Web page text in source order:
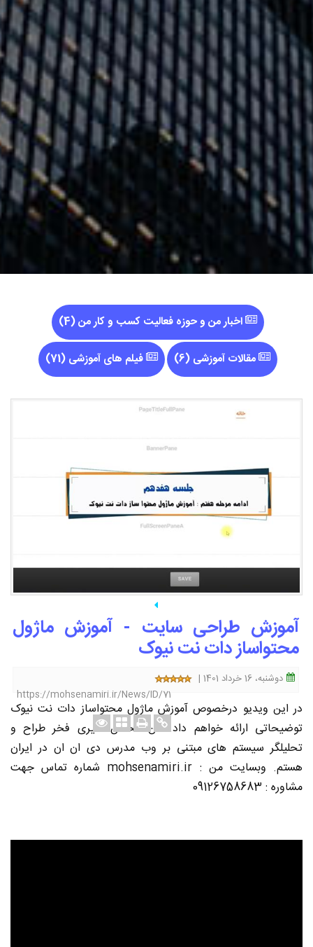
اخبار من و حوزه فعالیت کسب و کار من (4)
مقالات آموزشی (6) فیلم های آموزشی (71)
آموزش طراحی سایت - آموزش ماژول
محتواساز دات نت نیوک
دوشنبه، 16 خرداد 1401 |
https://mohsenamiri.ir/News/ID/71
در این ویدیو درخصوص آموزش ماژول محتواساز دات نت نیوک
توضیحاتی ارائه خواهم داد. من محسن امیری فخر طراح و
تحلیلگر سیستم های مبتنی بر وب مدرس دی ان ان در ایران
هستم. وبسایت من : mohsenamiri.ir شماره تماس جهت
مشاوره : 09126758683